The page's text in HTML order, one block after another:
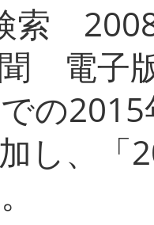
索
電子
の
し、「
し